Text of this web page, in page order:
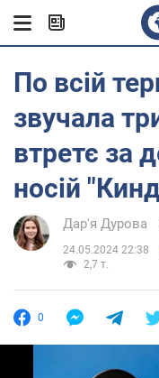
По всій
звучала
втретє за
носій
Дар'я Дурова
24.05.2024 22:38
2,7 т.
0